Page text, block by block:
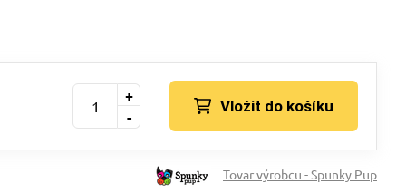
-
+
Vložit do košíku
Tovar výrobcu - Spunky Pup